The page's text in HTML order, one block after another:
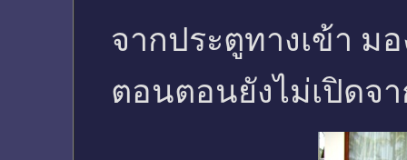
จากประตูทางเข้า ม
ตอนตอนยังไม่เปิดจ